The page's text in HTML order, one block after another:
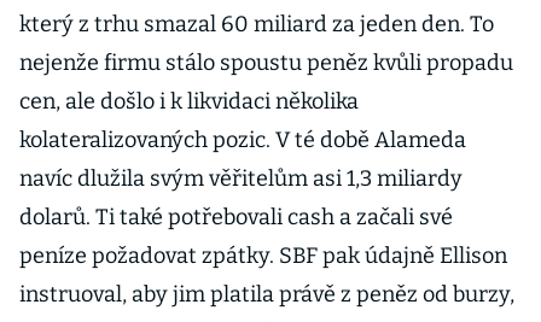
který z trhu smazal 60 miliard za jeden den. To
nejenže firmu stálo spoustu peněz kvůli propadu
cen, ale došlo i k likvidaci několika
kolateralizovaných pozic. V té době Alameda
navíc dlužila svým věřitelům asi 1,3 miliardy
dolarů. Ti také potřebovali cash a začali své
peníze požadovat zpátky. SBF pak údajně Ellison
instruoval, aby jim platila právě z peněz od burzy,